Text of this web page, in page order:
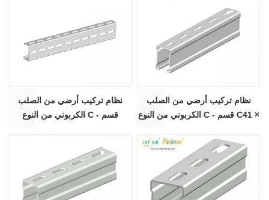
نظام تركيب أرضي من الصلب
الكربوني من النوع C - قسم
نظام تركيب أرضي من الصلب
الكربوني من النوع C - قسم C41 ×